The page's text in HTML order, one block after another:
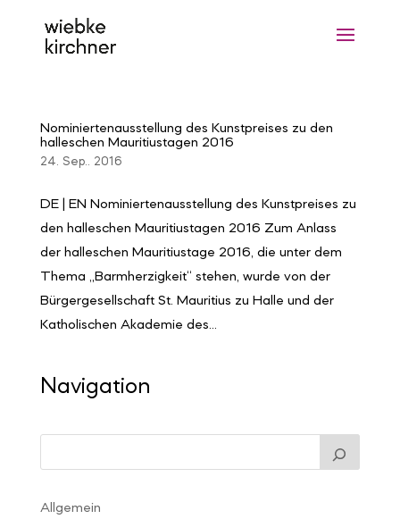
Nominiertenausstellung des Kunstpreises zu den
halleschen Mauritiustagen 2016
24. Sep.. 2016
DE | EN Nominiertenausstellung des Kunstpreises zu
den halleschen Mauritiustagen 2016 Zum Anlass
der halleschen Mauritiustage 2016, die unter dem
Thema „Barmherzigkeit“ stehen, wurde von der
Bürgergesellschaft St. Mauritius zu Halle und der
Katholischen Akademie des...
Navigation
Allgemein